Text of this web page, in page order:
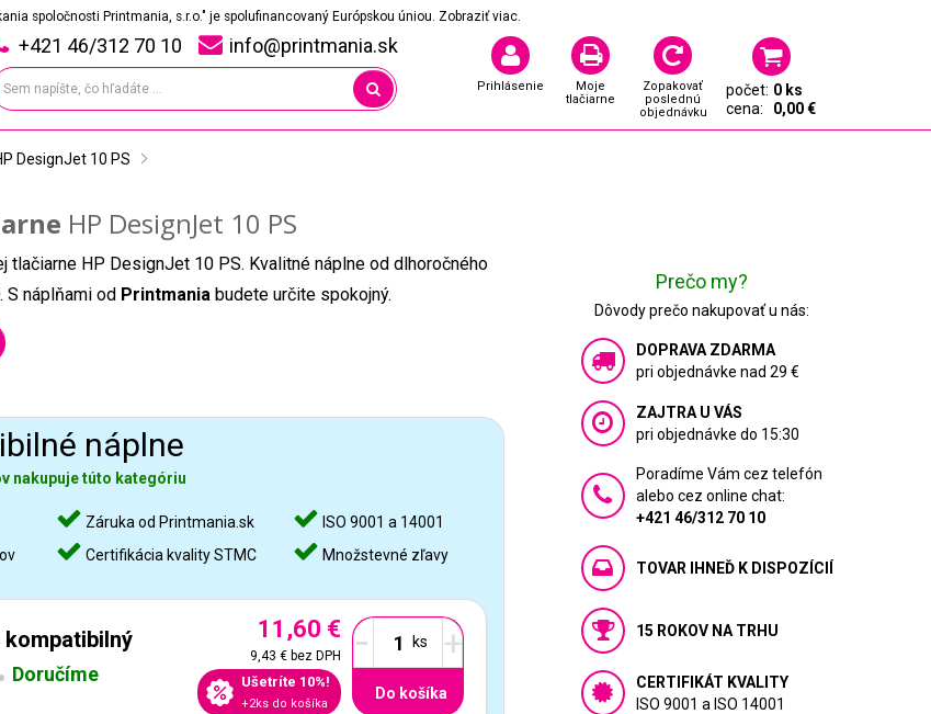
spoločnosti Printmania, s.r.o." je spolufinancovaný Európskou úniou. Zobraziť viac.
+421 46/312 70 10 info@printmania.sk
Prihlásenie
Moje
tlačiarne
Zopakovať
poslednú
objednávku
počet: 0 ks
cena:
0,00 €
DesignJet 10 PS
HP DesignJet 10 PS
tlačiarne HP DesignJet 10 PS. Kvalitné náplne od dlhoročného
S náplňami od Printmania budete určite spokojný.
náplne
nakupuje túto kategóriu
Záruka od Printmania.sk
Certifikácia kvality STMC
ISO 9001 a 14001
Množstevné zľavy
kompatibilný
Doručíme
11,60 €
9,43 €bez DPH
Ušetríte 10%!
+2ks do košíka
- +
Do košíka
Prečo my?
Dôvody prečo nakupovať u nás:
DOPRAVA ZDARMA
pri objednávke nad 29 €
ZAJTRA U VÁS
pri objednávke do 15:30
Poradíme Vám cez telefón
alebo cez online chat:
+421 46/312 70 10
TOVAR IHNEĎ K DISPOZÍCIÍ
15 ROKOV NA TRHU
CERTIFIKÁT KVALITY
ISO 9001 a ISO 14001